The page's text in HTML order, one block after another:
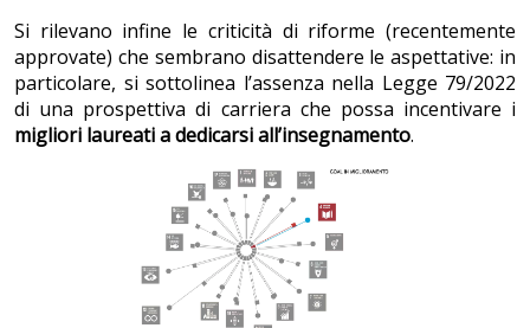
Si rilevano infine le criticità di riforme (recentemente
approvate) che sembrano disattendere le aspettative: in
particolare, si sottolinea l’assenza nella Legge 79/2022
di una prospettiva di carriera che possa incentivare i
migliori laureati a dedicarsi all’insegnamento.